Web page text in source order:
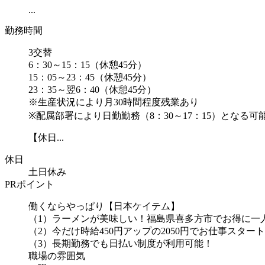
...
勤務時間
3交替
6：30～15：15（休憩45分）
15：05～23：45（休憩45分）
23：35～翌6：40（休憩45分）
※生産状況により月30時間程度残業あり
※配属部署により日勤勤務（8：30～17：15）となる可
【休日...
休日
土日休み
PRポイント
働くならやっぱり【日本ケイテム】
（1）ラーメンが美味しい！福島県喜多方市でお得に一
（2）今だけ時給450円アップの2050円でお仕事スタート
（3）長期勤務でも日払い制度が利用可能！
職場の雰囲気